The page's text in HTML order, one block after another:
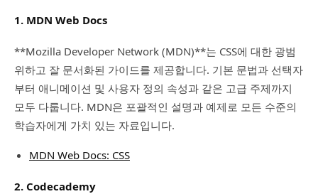
1. MDN Web Docs
**Mozilla Developer Network (MDN)**는 CSS에 대한 광범
위하고 잘 문서화된 가이드를 제공합니다. 기본 문법과 선택자
부터 애니메이션 및 사용자 정의 속성과 같은 고급 주제까지
모두 다룹니다. MDN은 포괄적인 설명과 예제로 모든 수준의
학습자에게 가치 있는 자료입니다.
MDN Web Docs: CSS
2. Codecademy